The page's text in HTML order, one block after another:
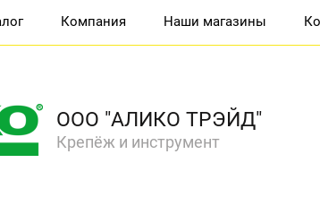
Компания Наши магазины
ООО "АЛИКО ТРЭЙД"
Крепёж и инструмент